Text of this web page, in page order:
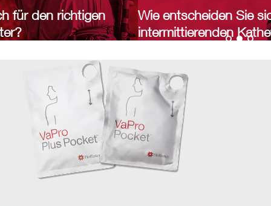
Wie entscheiden Sie sich für den richtigen
intermittierenden Katheter?